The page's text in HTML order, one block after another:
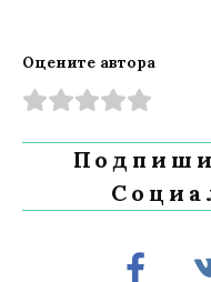
Оцените автора